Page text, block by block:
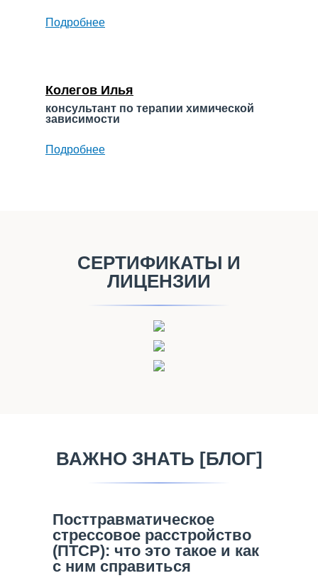
Подробнее
Колегов Илья
консультант по терапии химической
зависимости
Подробнее
СЕРТИФИКАТЫ И
ЛИЦЕНЗИИ
ВАЖНО ЗНАТЬ [БЛОГ]
Посттравматическое
стрессовое расстройство
(ПТСР): что это такое и как
с ним справиться